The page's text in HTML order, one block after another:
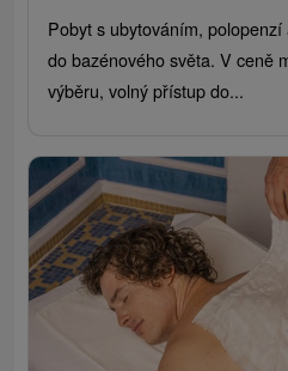
Pobyt s ubytováním,
do bazénového světa. V ceně
výběru, volný přístup do...